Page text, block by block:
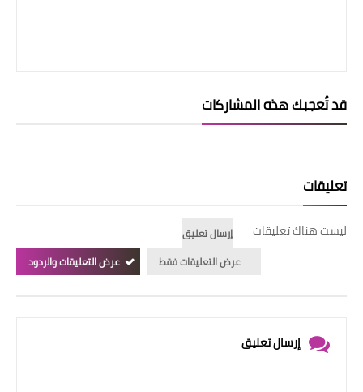
قد تُعجبك هذه المشاركات
تعليقات
ليست هناك تعليقات
إرسال تعليق
عرض التعليقات فقط
عرض التعليقات والردود
إرسال تعليق